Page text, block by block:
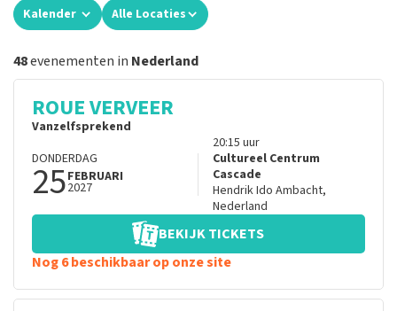
Kalender Alle Locaties
48evenementen in Nederland
ROUE VERVEER
Vanzelfsprekend
DONDERDAG
25FEBRUARI
2027
20:15 uur
Cultureel Centrum
Cascade
Hendrik Ido Ambacht,
Nederland
BEKIJK TICKETS
Nog 6 beschikbaar op onze site